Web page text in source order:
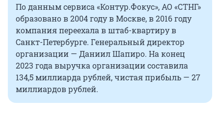
По данным сервиса «Контур.Фокус», АО «СТНГ»
образовано в 2004 году в Москве, в 2016 году
компания переехала в штаб-квартиру в
Санкт-Петербурге. Генеральный директор
организации — Даниил Шапиро. На конец
2023 года выручка организации составила
134,5 миллиарда рублей, чистая прибыль — 27
миллиардов рублей.